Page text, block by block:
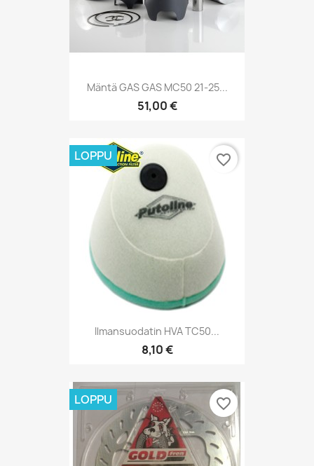
Mäntä GAS GAS MC50 21-25...
51,00 €
Ilmansuodatin HVA TC50...
8,10 €
LOPPU favorite_border
LOPPU favorite_border